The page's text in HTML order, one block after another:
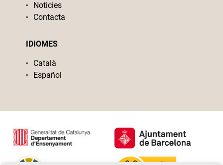
Noticies
Contacta
IDIOMES
Català
Español